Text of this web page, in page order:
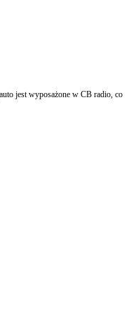
jest wyposażone w CB radio, co